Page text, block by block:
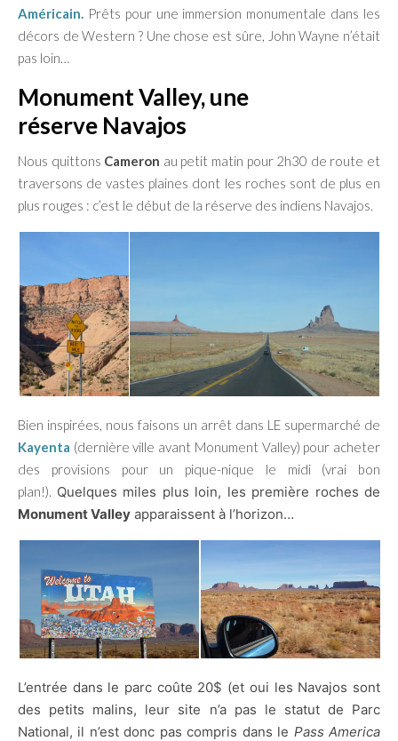
Américain. Prêts pour une immersion monumentale dans les
décors de Western ? Une chose est sûre, John Wayne n’était
pas loin…
Monument Valley, une
réserve Navajos
Nous quittons Cameron au petit matin pour 2h30 de route et
traversons de vastes plaines dont les roches sont de plus en
plus rouges : c’est le début de la réserve des indiens Navajos.
Bien inspirées, nous faisons un arrêt dans LE supermarché de
Kayenta (dernière ville avant Monument Valley) pour acheter
des provisions pour un pique-nique le midi (vrai bon
plan!). Quelques miles plus loin, les première roches de
Monument Valley apparaissent à l’horizon…
L’entrée dans le parc coûte 20$ (et oui les Navajos sont
des petits malins, leur site n’a pas le statut de Parc
National, il n’est donc pas compris dans le Pass America